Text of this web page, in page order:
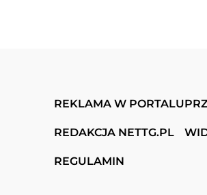
REKLAMA W PORTALU
REDAKCJA NETTG.PL
REGULAMIN